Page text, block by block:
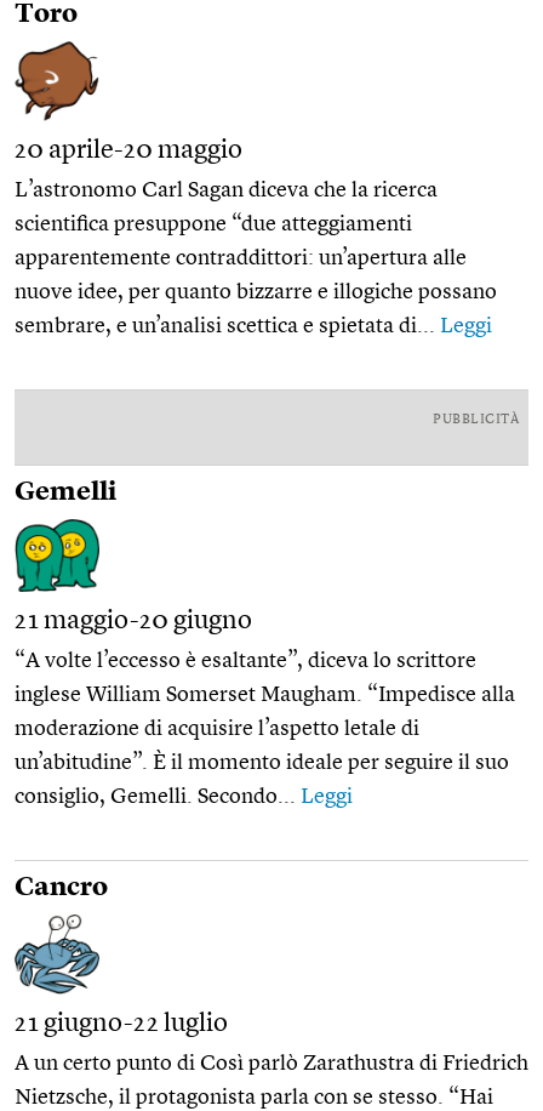
Toro
20 aprile-20 maggio
L’astronomo Carl Sagan diceva che la ricerca
scientifica presuppone “due atteggiamenti
apparentemente contraddittori: un’apertura alle
nuove idee, per quanto bizzarre e illogiche possano
sembrare, e un’analisi scettica e spietata di... Leggi
PUBBLICITÀ
Gemelli
21 maggio-20 giugno
“A volte l’eccesso è esaltante”, diceva lo scrittore
inglese William Somerset Maugham. “Impedisce alla
moderazione di acquisire l’aspetto letale di
un’abitudine”. È il momento ideale per seguire il suo
consiglio, Gemelli. Secondo... Leggi
Cancro
21 giugno-22 luglio
A un certo punto di Così parlò Zarathustra di Friedrich
Nietzsche, il protagonista parla con se stesso. “Hai